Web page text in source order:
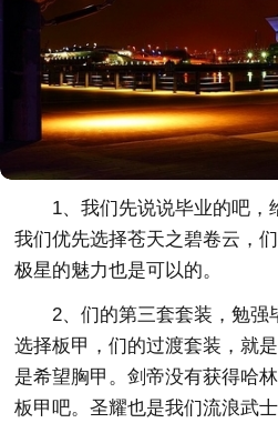
1、我们先说说毕业的吧，
我们优先选择苍天之碧卷云，
极星的魅力也是可以的。
2、们的第三套套装，勉
选择板甲，们的过渡套装，就
是希望胸甲。剑帝没有获得哈
板甲吧。圣耀也是我们流浪武